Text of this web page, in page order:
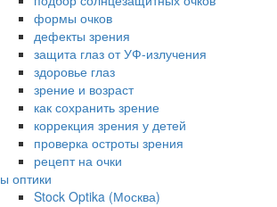
формы очков
дефекты зрения
защита глаз от УФ-излучения
здоровье глаз
зрение и возраст
как сохранить зрение
коррекция зрения у детей
проверка остроты зрения
рецепт на очки
оптики
Stock Optika (Москва)